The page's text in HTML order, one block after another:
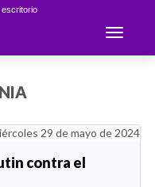
escritorio
Toggle
29 de mayo de 2024
contra el